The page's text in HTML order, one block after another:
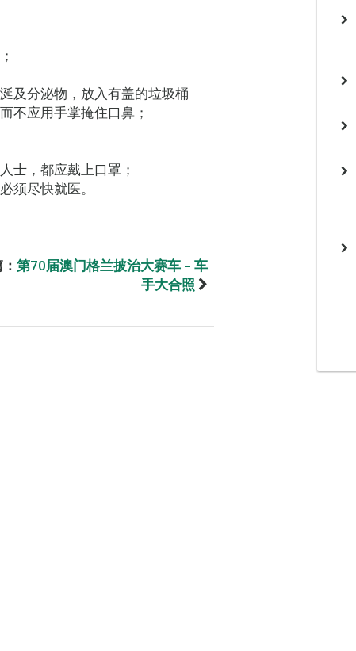
及分泌物，放入有盖的垃圾桶
不应用手掌掩住口鼻；
士，都应戴上口罩；
须尽快就医。
第70届澳门格兰披治大赛车 – 车
手大合照